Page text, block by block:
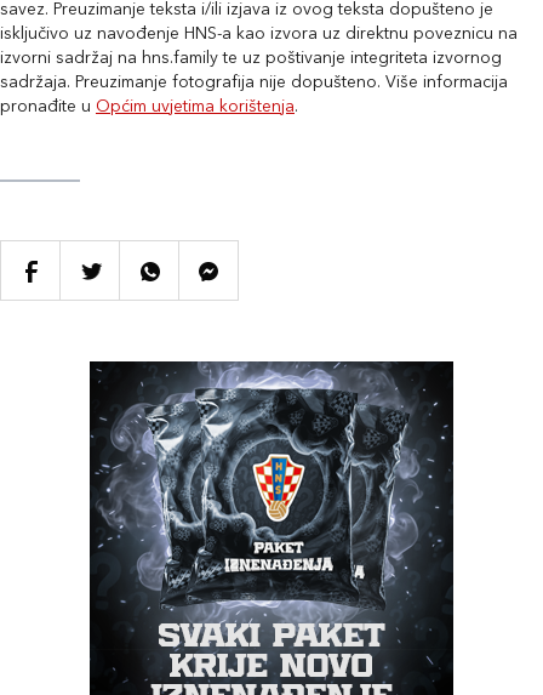
savez. Preuzimanje teksta i/ili izjava iz ovog teksta dopušteno je
isključivo uz navođenje HNS-a kao izvora uz direktnu poveznicu na
izvorni sadržaj na hns.family te uz poštivanje integriteta izvornog
sadržaja. Preuzimanje fotografija nije dopušteno. Više informacija
pronađite u Općim uvjetima korištenja.